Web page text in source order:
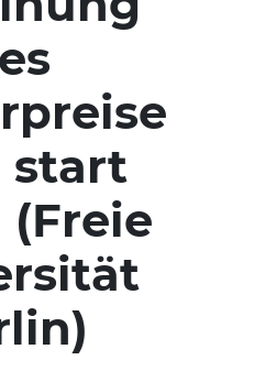
start
(Freie